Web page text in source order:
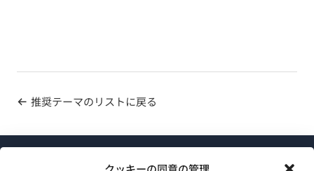
推奨テーマのリストに戻る